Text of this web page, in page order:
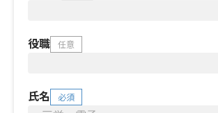
役職 任意
氏名 必須